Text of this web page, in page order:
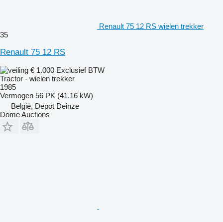
Renault 75 12 RS wielen trekker
35
Renault 75 12 RS
€ 1.000 Exclusief BTW
Tractor - wielen trekker
1985
Vermogen 56 PK (41.16 kW)
België, Depot Deinze
Dome Auctions